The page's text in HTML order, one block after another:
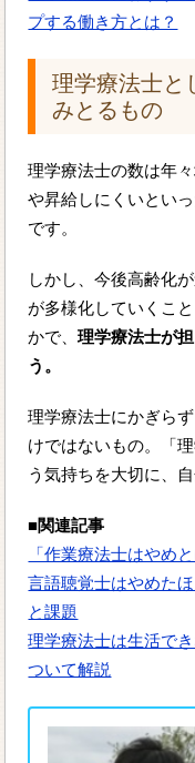
プする働き方とは？
理学療法士と
みとるもの
理学療法士の数は年
や昇給しにくいとい
です。
しかし、今後高齢化
が多様化していくこ
かで、理学療法士が
う。
理学療法士にかぎら
けではないもの。「
う気持ちを大切に、
■関連記事
「作業療法士はやめ
言語聴覚士はやめた
と課題
理学療法士は生活で
ついて解説